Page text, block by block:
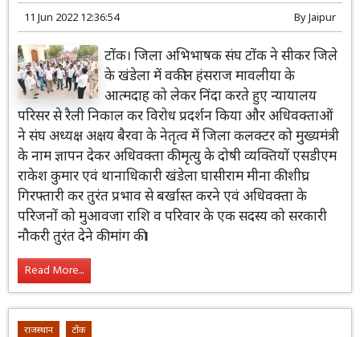
11 Jun 2022 12:36:54 ByJaipur
टोंक। जिला अभिभाषक संघ टोंक ने सीकर जिले
के खंडेला में वकील हंसराज मावलीया के
आत्मदाह को लेकर निंदा करते हुए न्यायालय
परिसर से रैली निकाल कर विरोध प्रदर्शन किया और अधिवक्ताओं
ने संघ अध्यक्ष अक्षय बैरवा के नेतृत्व में जिला कलक्टर को मुख्यमंत्री
के नाम ज्ञापन देकर अधिवक्ता की मृत्यु के दोषी व्यक्तियों एसडीएम
राकेश कुमार एवं थानाधिकारी खंडेला घासीराम मीना की शीघ्र
गिरफ्तारी कर तुरंत प्रभाव से बर्खास्त करने एवं अधिवक्ता के
परिजनों को मुआवजा राशि व परिवार के एक सदस्य को सरकारी
नौकरी तुरंत देने की मांग की।
Read More...
राजस्थान टोंक